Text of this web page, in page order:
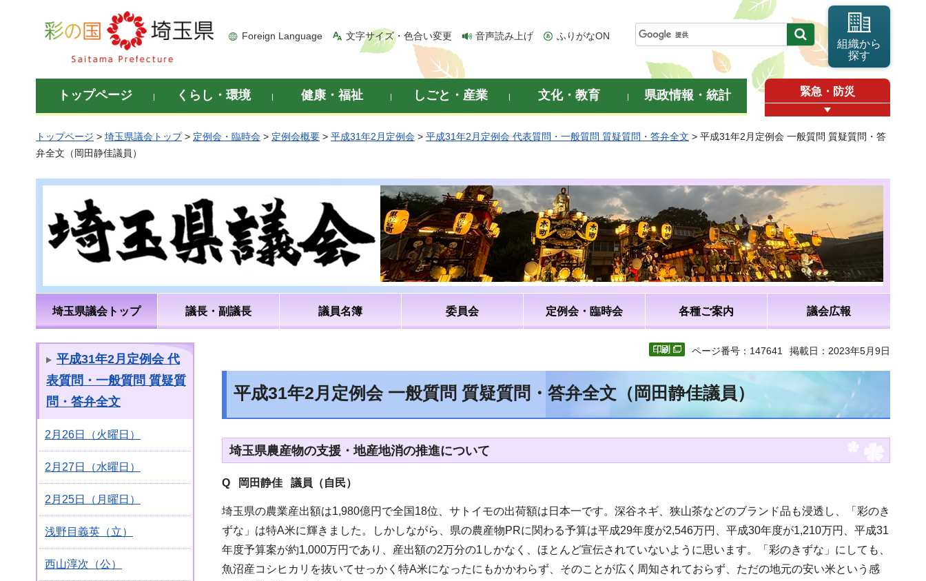
彩の国 埼玉県
Foreign Language 文字サイズ・色合い変更 音声読み上げ ふりがなON
組織から
探す
トップページ くらし・環境 健康・福祉 しごと・産業 文化・教育 県政情報・統計 緊急・防災
トップページ > 埼玉県議会トップ> 定例会・臨時会 > 定例会概要 > 平成31年2月定例会 > 平成31年2月定例会 代表質問・一般質問 質疑質問・答弁全文 > 平成31年2月定例会 一般質問 質疑質問・答
弁全文（岡田静佳議員）
埼玉県議会トップ 議長・副議長 議員名簿 委員会 定例会・臨時会 各種ご案内 議会広報
平成31年2月定例会 代
表質問・一般質問 質疑質
問・答弁全文
2月26日（火曜日）
2月27日（水曜日）
2月25日（月曜日）
浅野目義英（立）
西山淳次（公）
ページ番号：147641 掲載日：2023年5月9日
平成31年2月定例会 一般質問 質疑質問・答弁全文（岡田静佳議員）
埼玉県農産物の支援・地産地消の推進について
Q 岡田静佳 議員（自民）
埼玉県の農業産出額は1,980億円で全国18位、サトイモの出荷額は日本一です。深谷ネギ、狭山茶などのブランド品も浸透し、「彩のき
ずな」は特A米に輝きました。しかしながら、県の農産物PRに関わる予算は平成29年度が2,546万円、平成30年度が1,210万円、平成31
年度予算案が約1,000万円であり、産出額の2万分の1しかなく、ほとんど宣伝されていないように思います。「彩のきずな」にしても、
魚沼産コシヒカリを抜いてせっかく特A米になったにもかかわらず、そのことが広く周知されておらず、ただの地元の安い米という感